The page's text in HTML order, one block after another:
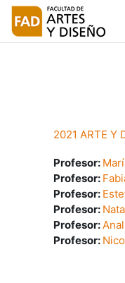
Salta al contenido
2021 ARTE Y
Profesor:
Profesor:
Profesor:
Profesor:
Profesor:
Profesor: